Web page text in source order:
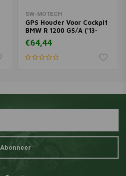
SW-MOTECH
GPS Houder Voor Cockpit
BMW R 1200 GS/A ('13-
'18)/R 1250 GS/A ('19-'22)
| Zwart
€64,44
Abonneer